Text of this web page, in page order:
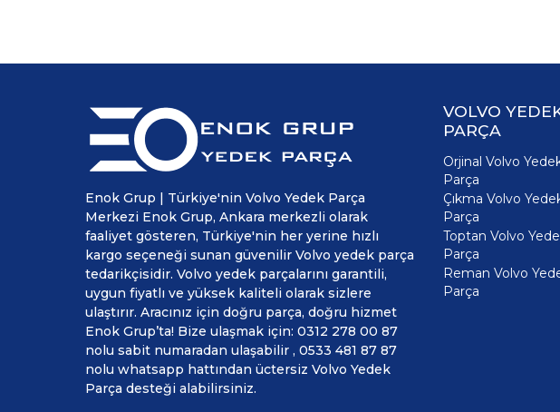
Enok Grup | Türkiye'nin Volvo Yedek Parça
Merkezi Enok Grup, Ankara merkezli olarak
faaliyet gösteren, Türkiye'nin her yerine hızlı
kargo seçeneği sunan güvenilir Volvo yedek parça
tedarikçisidir. Volvo yedek parçalarını garantili,
uygun fiyatlı ve yüksek kaliteli olarak sizlere
ulaştırır. Aracınız için doğru parça, doğru hizmet
Enok Grup’ta! Bize ulaşmak için: 0312 278 00 87
nolu sabit numaradan ulaşabilir , 0533 481 87 87
nolu whatsapp hattından üctersiz Volvo Yedek
Parça desteği alabilirsiniz.
VOLVO
PARÇA
Orjinal Volvo
Parça
Çıkma Volvo
Parça
Toptan Volvo
Parça
Reman Volvo
Parça